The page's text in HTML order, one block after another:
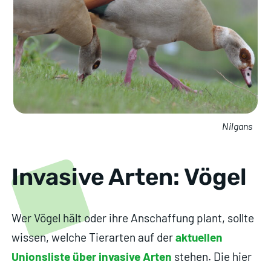
Nilgans
Invasive Arten: Vögel
Wer Vögel hält oder ihre Anschaffung plant, sollte
wissen, welche Tierarten auf deraktuellen
Unionsliste über invasive Arten stehen. Die hier